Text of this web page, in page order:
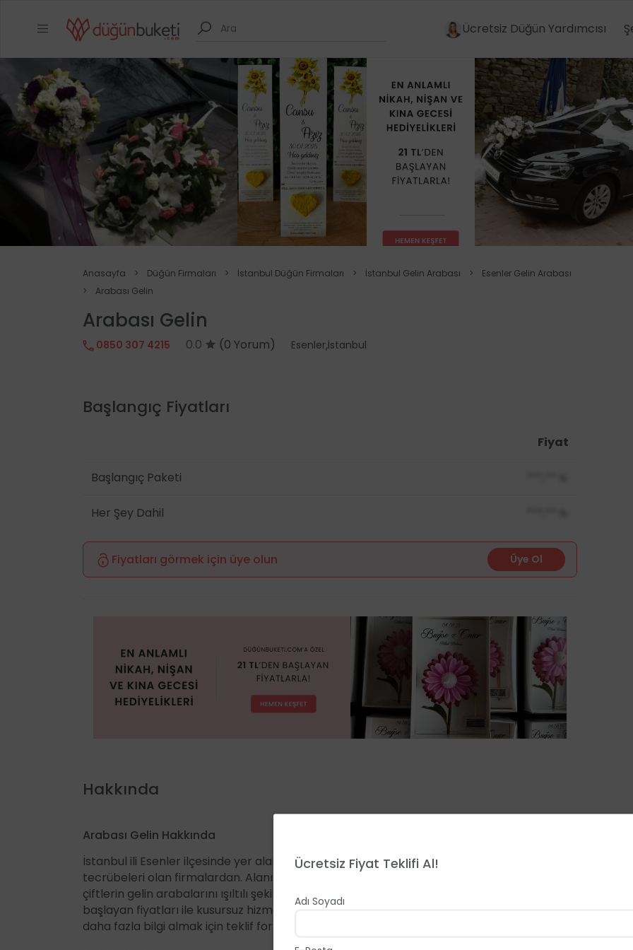
Ücretsiz Düğün Yardımcısı
Anasayfa > Düğün Firmaları > İstanbul Düğün Firmaları > İstanbul Gelin Arabası >
Esenler Gelin Arabası
>
Arabası Gelin
Arabası Gelin
Ücretsiz Fiyat Teklifi Al!
Adı Soyadı
0850 307 4215 0.0 (0 Yorum) Esenler,İstanbul
Başlangıç Fiyatları
Fiyat
Başlangıç Paketi
Her Şey Dahil
Fiyatları görmek için üye olun Üye Ol
Hakkında
Arabası Gelin Hakkında
İstanbul ili Esenler ilçesinde yer alan Arabası Gelin, gelin arabası konusunda engin
tecrübeleri olan firmalardan. Alanındaki başarısı ve çalışma ekibinin uzmanlığı ile evlenen
çiftlerin gelin arabalarını ışıltılı şekilde süsleyen firma, her bütçeye uygun 400 TL’den
başlayan fiyatları ile kusursuz hizmetin kapılarını aralıyor. Firma ile iletişime geçmek ve
daha fazla bilgi almak için teklif formumuzu doldurabilirsiniz.